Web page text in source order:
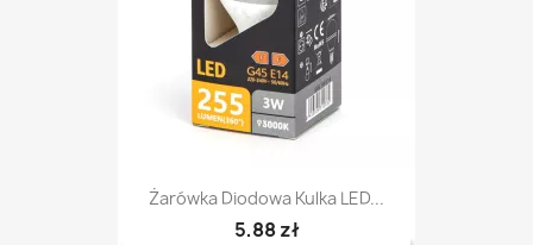
Żarówka Diodowa Kulka LED...
5,88 zł